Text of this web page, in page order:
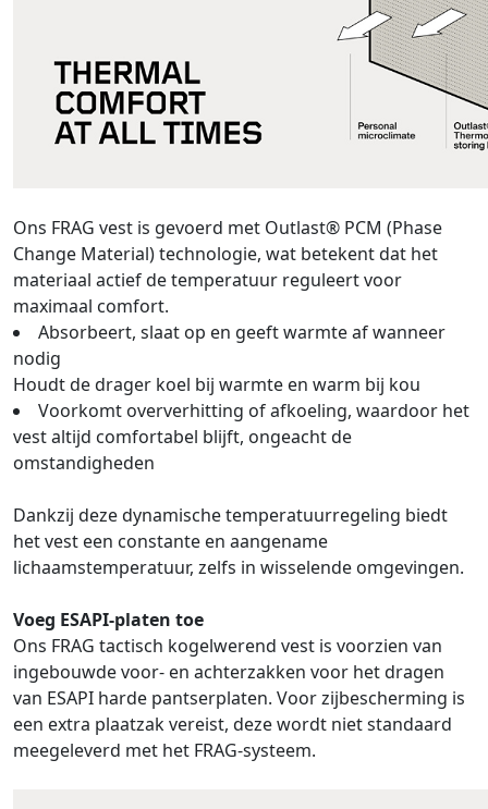
Ons FRAG vest is gevoerd met Outlast® PCM (Phase
Change Material) technologie, wat betekent dat het
materiaal actief de temperatuur reguleert voor
maximaal comfort.
Absorbeert, slaat op en geeft warmte af wanneer
nodig
Houdt de drager koel bij warmte en warm bij kou
Voorkomt oververhitting of afkoeling, waardoor het
vest altijd comfortabel blijft, ongeacht de
omstandigheden
Dankzij deze dynamische temperatuurregeling biedt
het vest een constante en aangename
lichaamstemperatuur, zelfs in wisselende omgevingen.
Voeg ESAPI-platen toe
Ons FRAG tactisch kogelwerend vest is voorzien van
ingebouwde voor- en achterzakken voor het dragen
van ESAPI harde pantserplaten. Voor zijbescherming is
een extra plaatzak vereist, deze wordt niet standaard
meegeleverd met het FRAG-systeem.